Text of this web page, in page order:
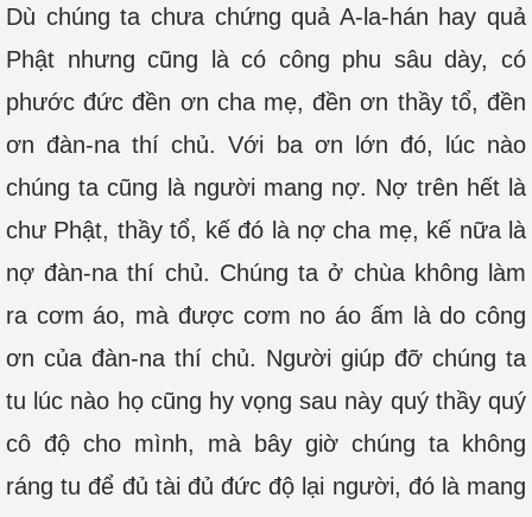
Dù chúng ta chưa chứng quả A-la-hán hay quả
Phật nhưng cũng là có công phu sâu dày, có
phước đức đền ơn cha mẹ, đền ơn thầy tổ, đền
ơn đàn-na thí chủ. Với ba ơn lớn đó, lúc nào
chúng ta cũng là người mang nợ. Nợ trên hết là
chư Phật, thầy tổ, kế đó là nợ cha mẹ, kế nữa là
nợ đàn-na thí chủ. Chúng ta ở chùa không làm
ra cơm áo, mà được cơm no áo ấm là do công
ơn của đàn-na thí chủ. Người giúp đỡ chúng ta
tu lúc nào họ cũng hy vọng sau này quý thầy quý
cô độ cho mình, mà bây giờ chúng ta không
ráng tu để đủ tài đủ đức độ lại người, đó là mang